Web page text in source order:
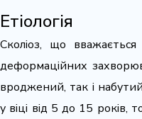
Етіологія
Сколіоз, що
деформаційних
вроджений, так і
у віці від 5 до 15 років,